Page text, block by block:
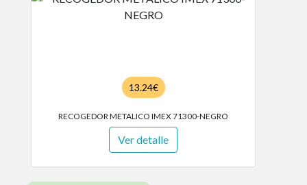
13.24€
RECOGEDOR METALICO IMEX 71300-NEGRO
Ver detalle